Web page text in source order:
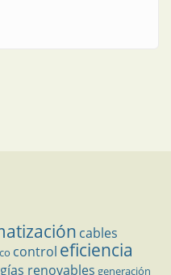
radares para medir nivel: algún
cables
control eficiencia
renovables generación